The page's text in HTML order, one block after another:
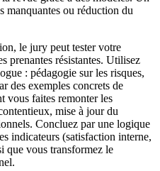
manquantes ou réduction du
le jury peut tester votre
prenantes résistantes. Utilisez
: pédagogie sur les risques,
des exemples concrets de
vous faites remonter les
mise à jour du
Concluez par une logique
indicateurs (satisfaction interne,
que vous transformez le